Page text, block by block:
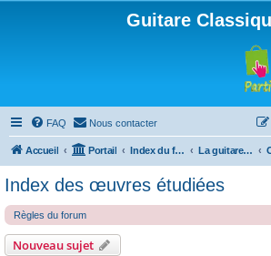
Guitare
FAQ Nous contacter
Accueil Portail Index du forum La guitare : instrument, cours et théorie
Index des œuvres étudiées
Règles du forum
Nouveau sujet